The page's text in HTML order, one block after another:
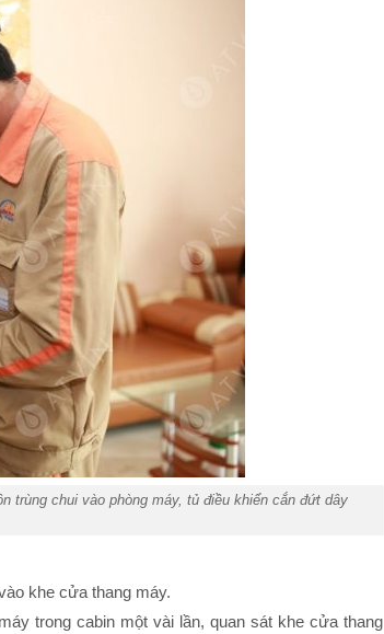
trùng chui vào phòng máy, tủ điều khiển cắn đứt dây
khe cửa thang máy.
trong cabin một vài lần, quan sát khe cửa thang